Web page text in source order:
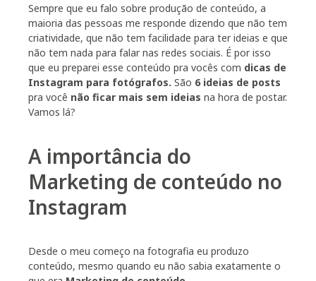
Sempre que eu falo sobre produção de conteúdo, a
maioria das pessoas me responde dizendo que não tem
criatividade, que não tem facilidade para ter ideias e que
não tem nada para falar nas redes sociais. É por isso
que eu preparei esse conteúdo pra vocês com dicas de
Instagram para fotógrafos. São 6 ideias de posts
pra você não ficar mais sem ideias na hora de postar.
Vamos lá?
A importância do
Marketing de conteúdo no
Instagram
Desde o meu começo na fotografia eu produzo
conteúdo, mesmo quando eu não sabia exatamente o